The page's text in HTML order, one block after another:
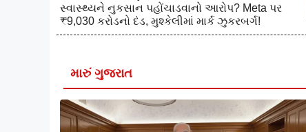
સ્વાસ્થ્યને નુકસાન પહોંચાડવાનો આરોપ? Meta પર
₹9,030 કરોડનો દંડ, મુશ્કેલીમાં માર્ક ઝુકરબર્ગ!
મારું ગુજરાત